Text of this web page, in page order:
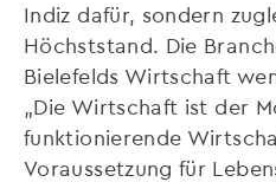
Indiz dafür, sondern
Höchststand. Die
Bielefelds Wirtschaft
„Die Wirtschaft ist der
funktionierende
Voraussetzung für